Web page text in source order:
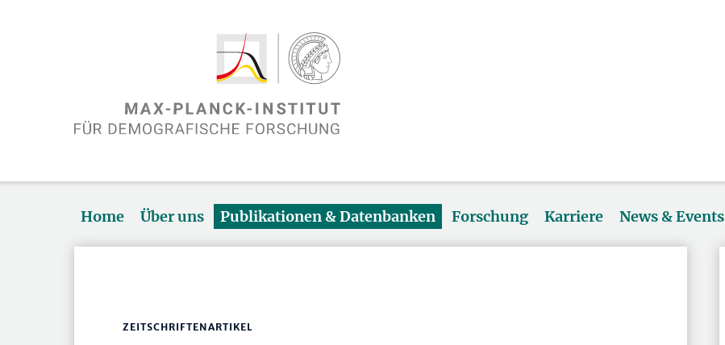
Home Über uns Publikationen & Datenbanken Forschung Karriere News & Events
ZEITSCHRIFTENARTIKEL